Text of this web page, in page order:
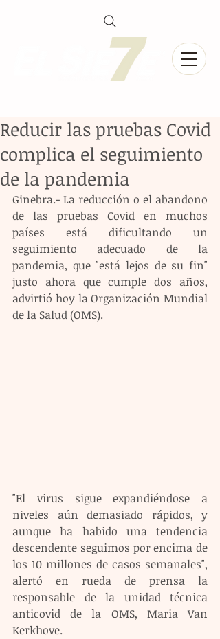
Reducir las pruebas Covid
complica el seguimiento
de la pandemia
Ginebra.- La reducción o el abandono
de las pruebas Covid en muchos
países está dificultando un
seguimiento adecuado de la
pandemia, que "está lejos de su fin"
justo ahora que cumple dos años,
advirtió hoy la Organización Mundial
de la Salud (OMS).
"El virus sigue expandiéndose a
niveles aún demasiado rápidos, y
aunque ha habido una tendencia
descendente seguimos por encima de
los 10 millones de casos semanales",
alertó en rueda de prensa la
responsable de la unidad técnica
anticovid de la OMS, Maria Van
Kerkhove.